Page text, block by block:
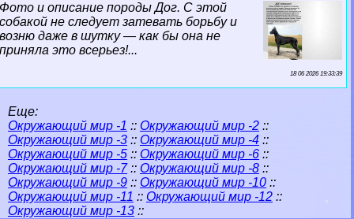
Фото и описание породы Дог. С этой
собакой не следует затевать борьбу и
возню даже в шутку — как бы она не
приняла это всерьез!...
18 06 2026 19:33:39
Еще:
Окружающий мир -1 :: Окружающий мир -2 ::
Окружающий мир -3 :: Окружающий мир -4 ::
Окружающий мир -5 :: Окружающий мир -6 ::
Окружающий мир -7:: Окружающий мир -8 ::
Окружающий мир -9 :: Окружающий мир -10 ::
Окружающий мир -11 :: Окружающий мир -12 ::
Окружающий мир -13 ::